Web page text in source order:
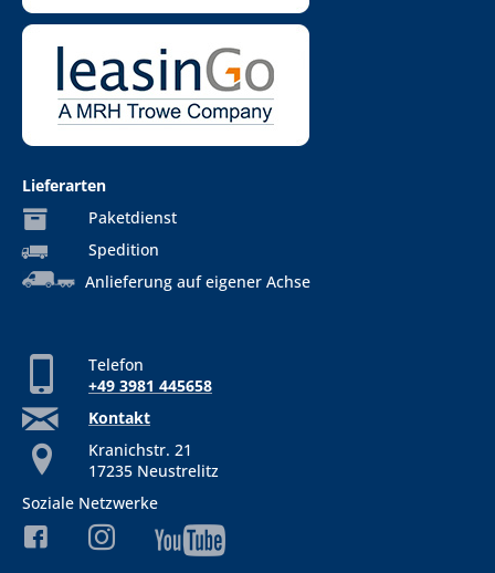
Lieferarten
Paketdienst
Spedition
Anlieferung auf eigener Achse
Telefon
+49 3981 445658
Kontakt
Kranichstr. 21
17235 Neustrelitz
Soziale Netzwerke